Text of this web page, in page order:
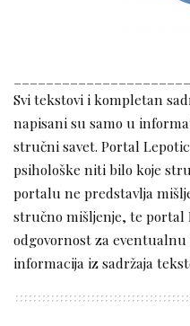
Svi tekstovi i kompletan
napisani su samo u
stručni savet. Portal
psihološke niti bilo koje
portalu ne predstavlja
stručno mišljenje, te portal
odgovornost za
informacija iz sadržaja